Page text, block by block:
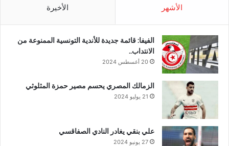
الأشهر الأخيرة
الفيفا: قائمة جديدة للأندية التونسية الممنوعة من
الانتداب..
20 أغسطس 2024
الزمالك المصري يحسم مصير حمزة المثلوثي
21 يوليو 2024
علي بنقي يغادر النادي الصفاقسي
27 يونيو 2024